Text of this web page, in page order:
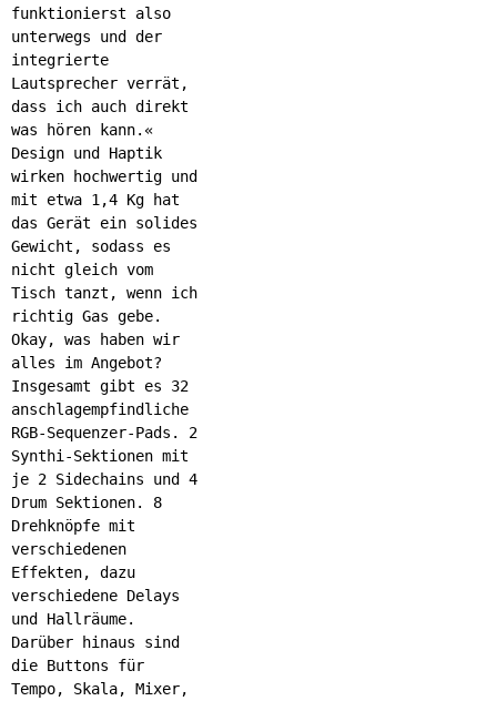
funktionierst also
unterwegs und der
integrierte
Lautsprecher verrät,
dass ich auch direkt
was hören kann.«
Design und Haptik
wirken hochwertig und
mit etwa 1,4 Kg hat
das Gerät ein solides
Gewicht, sodass es
nicht gleich vom
Tisch tanzt, wenn ich
richtig Gas gebe.
Okay, was haben wir
alles im Angebot?
Insgesamt gibt es 32
anschlagempfindliche
RGB-Sequenzer-Pads. 2
Synthi-Sektionen mit
je 2 Sidechains und 4
Drum Sektionen. 8
Drehknöpfe mit
verschiedenen
Effekten, dazu
verschiedene Delays
und Hallräume.
Darüber hinaus sind
die Buttons für
Tempo, Skala, Mixer,